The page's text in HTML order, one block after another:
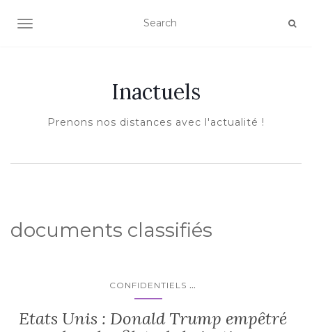
AFFICHER/MASQUER LA NAVIGATION
Inactuels
Prenons nos distances avec l'actualité !
documents classifiés
CONFIDENTIELS ...
Etats Unis : Donald Trump empêtré